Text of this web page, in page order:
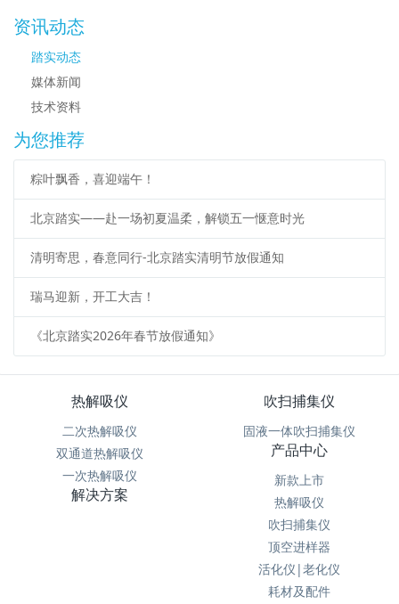
资讯动态
踏实动态
媒体新闻
技术资料
为您推荐
粽叶飘香，喜迎端午！
北京踏实——赴一场初夏温柔，解锁五一惬意时光
清明寄思，春意同行-北京踏实清明节放假通知
瑞马迎新，开工大吉！
《北京踏实2026年春节放假通知》
热解吸仪
二次热解吸仪
双通道热解吸仪
一次热解吸仪
吹扫捕集仪
固液一体吹扫捕集仪
产品中心
新款上市
热解吸仪
吹扫捕集仪
顶空进样器
活化仪|老化仪
耗材及配件
解决方案